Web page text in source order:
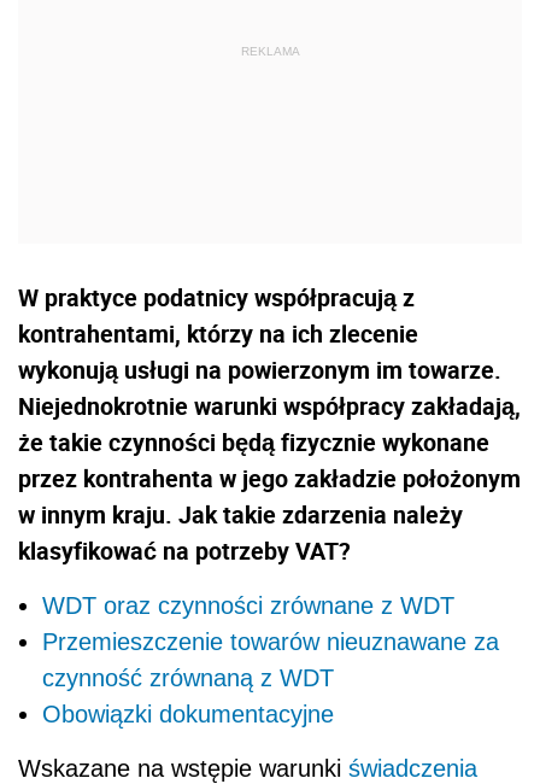
W praktyce podatnicy współpracują z
kontrahentami, którzy na ich zlecenie
wykonują usługi na powierzonym im towarze.
Niejednokrotnie warunki współpracy zakładają,
że takie czynności będą fizycznie wykonane
przez kontrahenta w jego zakładzie położonym
w innym kraju. Jak takie zdarzenia należy
klasyfikować na potrzeby VAT?
WDT oraz czynności zrównane z WDT
Przemieszczenie towarów nieuznawane za
czynność zrównaną z WDT
Obowiązki dokumentacyjne
Wskazane na wstępie warunki świadczenia